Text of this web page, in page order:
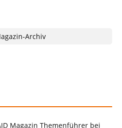
Archiv